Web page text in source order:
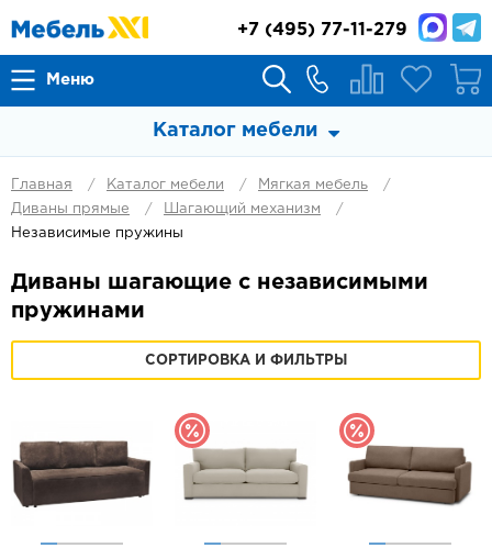
Меню
+7 (495) 77-11-279
Каталог мебели
Главная Каталог мебели
Мягкая мебель
Диваны прямые
Шагающий механизм
Независимые пружины
Диваны шагающие с независимыми
пружинами
СОРТИРОВКА И ФИЛЬТРЫ